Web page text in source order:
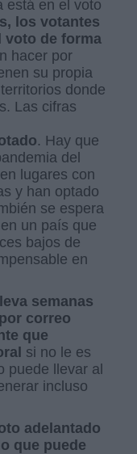
está en el voto
los votantes
voto de forma
hacer por
su propia
donde
Las cifras
. Hay que
del
lugares con
y han optado
se espera
un país que
bajos de
en
semanas
correo
que
si no le es
puede llevar al
incluso
adelantado
que puede